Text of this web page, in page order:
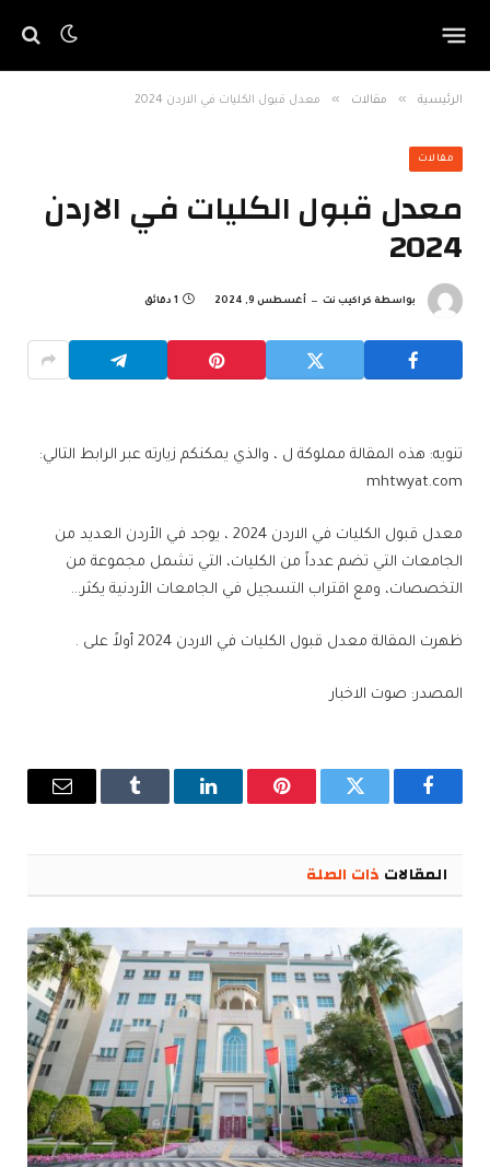
الرئيسية » مقالات » معدل قبول الكليات في الاردن 2024
مقالات
معدل قبول الكليات في الاردن
2024
بواسطة كراكيب نت أغسطس 9, 2024 1 دقائق
تنويه: هذه المقالة مملوكة ل ، والذي يمكنكم زيارته عبر الرابط التالي:
mhtwyat.com
معدل قبول الكليات في الاردن 2024 ، يوجد في الأردن العديد من
الجامعات التي تضم عدداً من الكليات، التي تشمل مجموعة من
التخصصات، ومع اقتراب التسجيل في الجامعات الأردنية يكثر…
ظهرت المقالة معدل قبول الكليات في الاردن 2024 أولاً على .
المصدر: صوت الاخبار
فيسبوك تويتر بينتيريستلينكدإن Tumblr
البريد
المقالات ذات الصلة